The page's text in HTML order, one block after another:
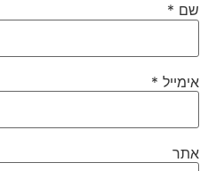
שם *
אימייל *
אתר